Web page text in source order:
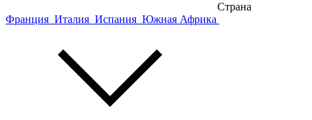
Страна
Франция Италия Испания Южная Африка